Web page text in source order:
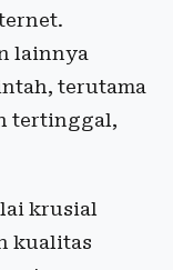
lainnya
terutama
tertinggal,
krusial
kualitas